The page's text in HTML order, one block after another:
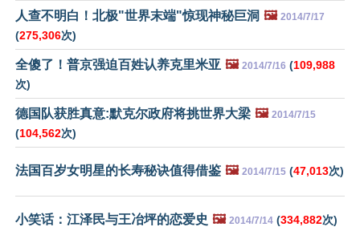
人查不明白！北极"世界末端"惊现神秘巨洞 🖼️ 2014/7/17
(275,306次)
全傻了！普京强迫百姓认养克里米亚 🖼️ 2014/7/16 (109,988
次)
德国队获胜真意:默克尔政府将挑世界大梁 🖼️ 2014/7/15
(104,562次)
法国百岁女明星的长寿秘诀值得借鉴 🖼️ 2014/7/15 (47,013次)
小笑话：江泽民与王冶坪的恋爱史 🖼️ 2014/7/14 (334,882次)